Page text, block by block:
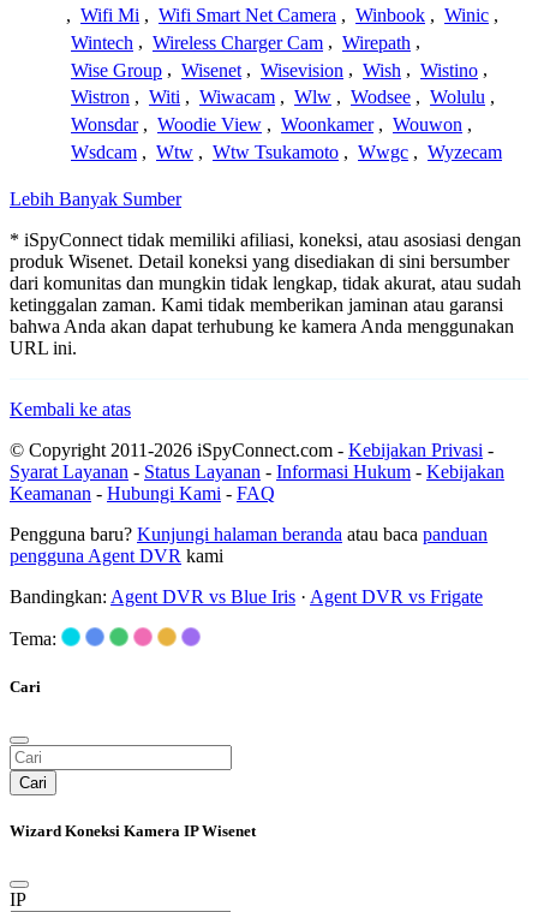
, Wifi Mi , Wifi Smart Net Camera , Winbook , Winic ,
Wintech , Wireless Charger Cam , Wirepath ,
Wise Group , Wisenet , Wisevision , Wish , Wistino ,
Wistron , Witi , Wiwacam , Wlw , Wodsee , Wolulu ,
Wonsdar , Woodie View , Woonkamer , Wouwon ,
Wsdcam , Wtw , Wtw Tsukamoto , Wwgc , Wyzecam
Lebih Banyak Sumber
* iSpyConnect tidak memiliki afiliasi, koneksi, atau asosiasi dengan
produk Wisenet. Detail koneksi yang disediakan di sini bersumber
dari komunitas dan mungkin tidak lengkap, tidak akurat, atau sudah
ketinggalan zaman. Kami tidak memberikan jaminan atau garansi
bahwa Anda akan dapat terhubung ke kamera Anda menggunakan
URL ini.
Kembali ke atas
© Copyright 2011-2026 iSpyConnect.com - Kebijakan Privasi -
Syarat Layanan - Status Layanan - Informasi Hukum - Kebijakan
Keamanan - Hubungi Kami - FAQ
Pengguna baru? Kunjungi halaman beranda atau baca panduan
pengguna Agent DVR kami
Bandingkan: Agent DVR vs Blue Iris · Agent DVR vs Frigate
Tema:
Cari
Cari
Wizard Koneksi Kamera IP Wisenet
IP